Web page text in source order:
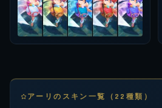
アーリのスキン一覧（22種類）